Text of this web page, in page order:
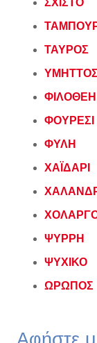
ΤΑΥΡΟΣ
ΦΙΛΟΘΕΗ
ΦΟΥΡΕΣΙ
ΦΥΛΗ
ΧΑΪΔΑΡΙ
ΨΥΡΡΗ
ΨΥΧΙΚΟ
ΩΡΩΠΟΣ